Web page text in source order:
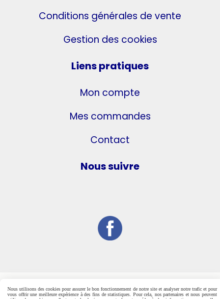
Conditions générales de vente
Gestion des cookies
Liens pratiques
Mon compte
Mes commandes
Contact
Nous suivre
Nous utilisons des cookies pour assurer le bon fonctionnement de notre site et analyser notre trafic et pour
vous offrir une meilleure expérience à des fins de statistiques. Pour cela, nos partenaires et nous peuvent